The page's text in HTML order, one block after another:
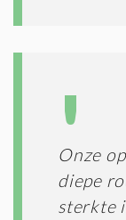
Onze
diepe
sterkte